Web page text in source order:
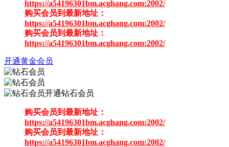
https://a54196301bm.acghang.com:2002/
购买会员到最新地址：
https://a54196301bm.acghang.com:2002/
购买会员到最新地址：
https://a54196301bm.acghang.com:2002/
开通黄金会员
开通钻石会员
购买会员到最新地址：
https://a54196301bm.acghang.com:2002/
购买会员到最新地址：
https://a54196301bm.acghang.com:2002/